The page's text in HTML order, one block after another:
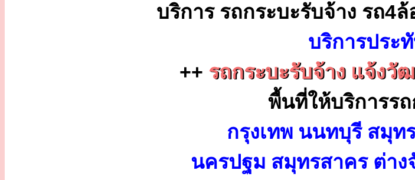
บริการ รถกระบะรับจ้าง รถ4
บริการประ
++ รถกระบะรับจ้าง แจ้งวั
พื้นที่ให้บริการรถ
กรุงเทพ นนทบุรี สมุท
นครปฐม สมุทรสาคร ต่าง